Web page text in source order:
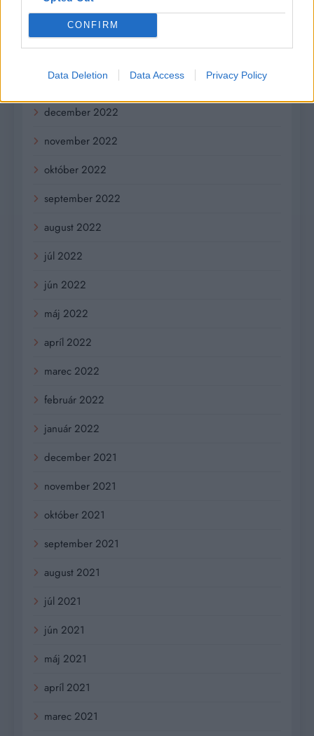
CONFIRM
Data Deletion Data Access Privacy Policy
marec 2023
január 2023
december 2022
november 2022
október 2022
september 2022
august 2022
júl 2022
jún 2022
máj 2022
apríl 2022
marec 2022
február 2022
január 2022
december 2021
november 2021
október 2021
september 2021
august 2021
júl 2021
jún 2021
máj 2021
apríl 2021
marec 2021